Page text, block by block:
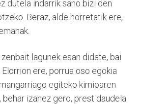
dutela indarrik sano bizi den
Beraz, alde horretatik ere,
lagunek esan didate, bai
ere, porrua oso egokia
egiteko kimioaren
izanez gero, prest daudela